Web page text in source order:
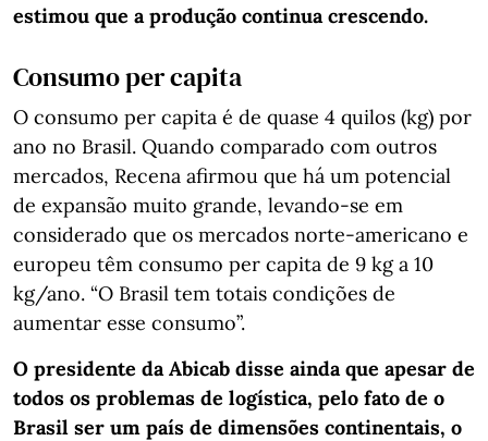
estimou que a produção continua crescendo.
Consumo per capita
O consumo per capita é de quase 4 quilos (kg) por
ano no Brasil. Quando comparado com outros
mercados, Recena afirmou que há um potencial
de expansão muito grande, levando-se em
considerado que os mercados norte-americano e
europeu têm consumo per capita de 9 kg a 10
kg/ano. “O Brasil tem totais condições de
aumentar esse consumo”.
O presidente da Abicab disse ainda que apesar de
todos os problemas de logística, pelo fato de o
Brasil ser um país de dimensões continentais, o